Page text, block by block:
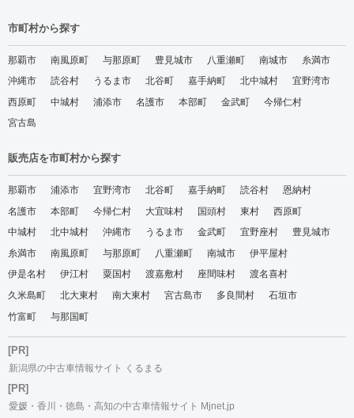
市町村から探す
那覇市 南風原町 与那原町 豊見城市 八重瀬町 南城市
糸満市
沖縄市
読谷村 うるま市 北谷町 嘉手納町 北中城村
宜野湾市
西原町
中城村 浦添市 名護市 本部町 金武町
今帰仁村
宮古島
販売店を市町村から探す
那覇市 浦添市 宜野湾市 北谷町 嘉手納町 読谷村
恩納村
名護市
本部町 今帰仁村 大宜味村 国頭村 東村
西原町
中城村
北中城村 沖縄市 うるま市 金武町 宜野座村
豊見城市
糸満市
南風原町 与那原町 八重瀬町 南城市
伊平屋村
伊是名村
伊江村 粟国村 渡嘉敷村 座間味村
渡名喜村
久米島町
北大東村 南大東村 宮古島市 多良間村
石垣市
竹富町
与那国町
[PR]
新潟県の中古車情報サイト くるまる
[PR]
愛媛・香川・徳島・高知の中古車情報サイト Mjnet.jp